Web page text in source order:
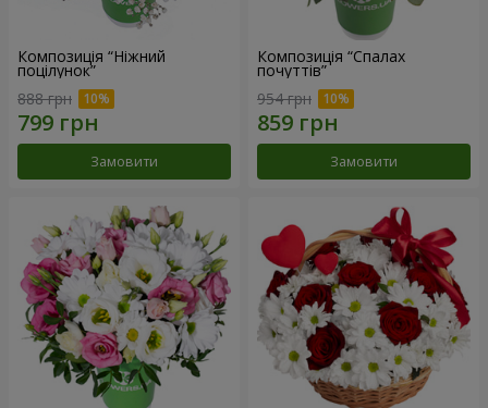
Композиція “Ніжний
поцілунок”
888 грн
Замовити
Композиція “Спалах
почуттів”
954 грн
Замовити